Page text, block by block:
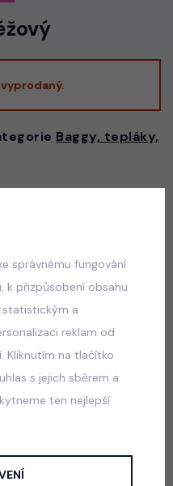
Baggy, tepláky,
set
správnému fungování
k přizpůsobení obsahu
statistickým a
reklam od
Kliknutím na tlačítko
s jejich sběrem a
ten nejlepší